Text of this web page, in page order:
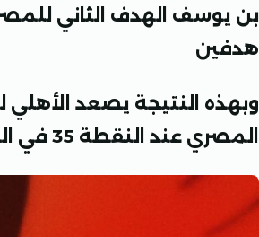
بن يوسف الهدف الثاني
هدفين
المصري عند النقطة 35 في المركز الرابع